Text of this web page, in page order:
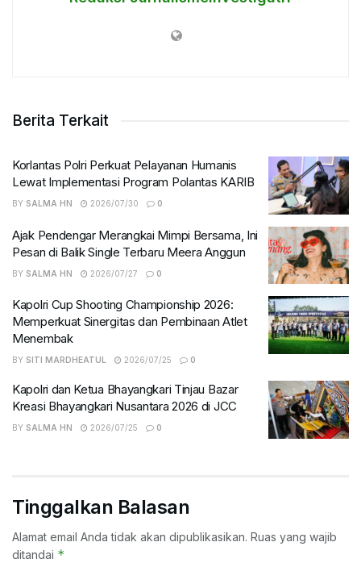
Berita Terkait
Korlantas Polri Perkuat Pelayanan Humanis
Lewat Implementasi Program Polantas KARIB
BY SALMA HN 2026/07/30 0
Ajak Pendengar Merangkai Mimpi Bersama, Ini
Pesan di Balik Single Terbaru Meera Anggun
BY SALMA HN 2026/07/27 0
Kapolri Cup Shooting Championship 2026:
Memperkuat Sinergitas dan Pembinaan Atlet
Menembak
BY SITI MARDHEATUL 2026/07/25 0
Kapolri dan Ketua Bhayangkari Tinjau Bazar
Kreasi Bhayangkari Nusantara 2026 di JCC
BY SALMA HN 2026/07/25 0
Tinggalkan Balasan
Alamat email Anda tidak akan dipublikasikan. Ruas yang wajib
ditandai *